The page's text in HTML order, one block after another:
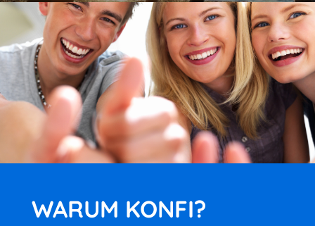
WARUM KONFI?